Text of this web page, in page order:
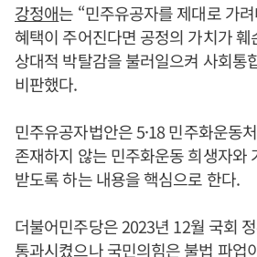
강정애는 “민주유공자를 제대로 가
혜택이 주어진다면 공정의 가치가
상대적 박탈감을 불러일으켜 사회통
비판했다.
민주유공자법안은 5·18 민주화운동
존재하지 않는 민주화운동 희생자와
받도록 하는 내용을 핵심으로 한다.
더불어민주당은 2023년 12월 국회
통과시켰으나 국민의힘은 불법 파업